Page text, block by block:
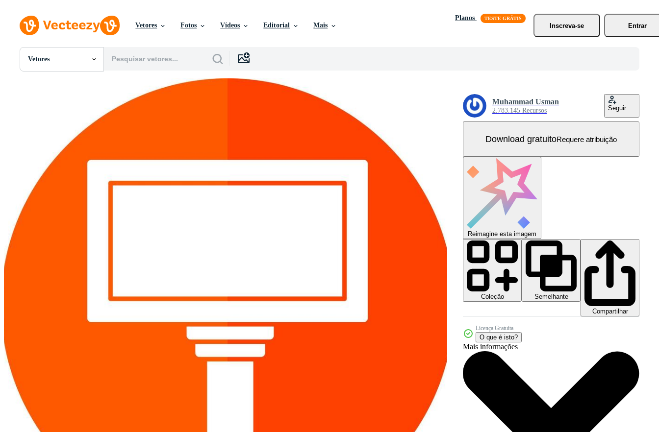
Vetores Fotos Vídeos Editorial Mais
Planos
Inscreva-se
Entrar
Vetores
Todas Imagens
Motion graphics
Imagens Editoriais
Eventos Editoriais
Muhammad Usman
2.783.145 Recursos Seguir
Download gratuitoRequere atribuição
Reimagine esta imagem
Coleção
Semelhante
Compartilhar
Licença Gratuita
O que é isto?
Mais informações